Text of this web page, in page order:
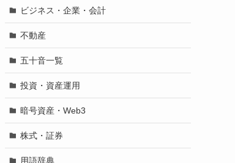
ビジネス・企業・会計
不動産
五十音一覧
投資・資産運用
暗号資産・Web3
株式・証券
用語辞典